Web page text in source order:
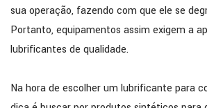
sua operação, fazendo com que ele se
Portanto, equipamentos assim exigem a
lubrificantes de qualidade.
Na hora de escolher um lubrificante para